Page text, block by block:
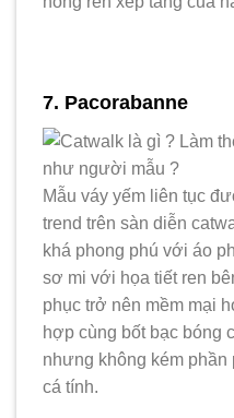
7. Pacorabanne
Mẫu váy yếm liên tục
trend trên sàn diễn
khá phong phú với áo
sơ mi với họa tiết ren
phục trở nên mềm mại
hợp cùng bốt bạc bóng
nhưng không kém
cá tính.